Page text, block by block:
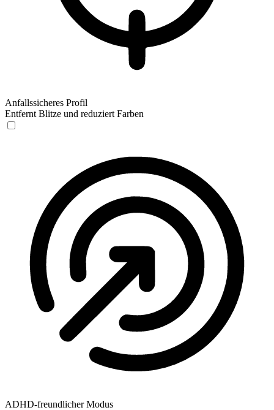
Anfallssicheres Profil
Entfernt Blitze und reduziert Farben
ADHD-freundlicher Modus